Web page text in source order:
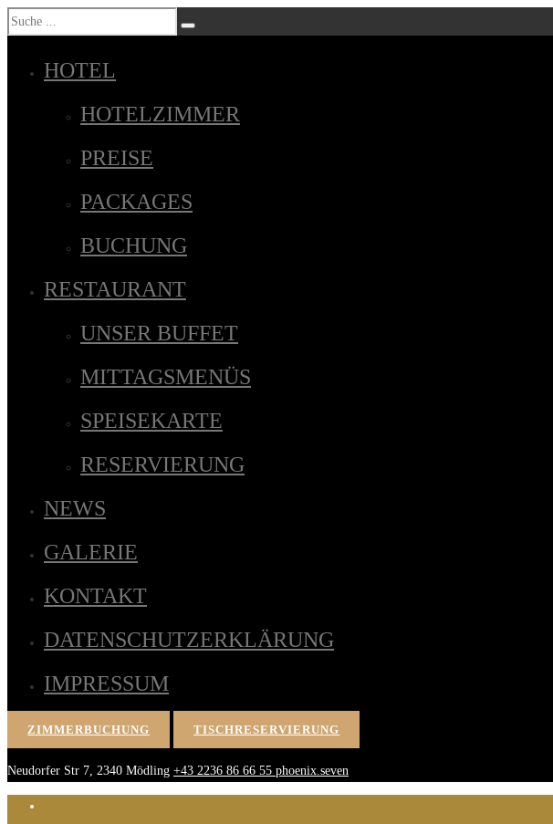
HOTEL
HOTELZIMMER
PREISE
PACKAGES
BUCHUNG
RESTAURANT
UNSER BUFFET
MITTAGSMENÜS
SPEISEKARTE
RESERVIERUNG
NEWS
GALERIE
KONTAKT
DATENSCHUTZERKLÄRUNG
IMPRESSUM
ZIMMERBUCHUNG TISCHRESERVIERUNG
Neudorfer Str 7, 2340 Mödling +43 2236 86 66 55 phoenix.seven